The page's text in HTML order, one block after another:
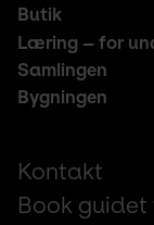
Butik
Læring – for
Samlingen
Bygningen
Footer
Kontakt
Book guidet